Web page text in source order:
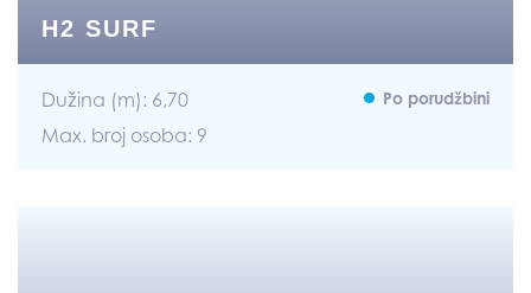
H2 SURF
Dužina (m): 6,70
Max. broj osoba: 9
Po porudžbini